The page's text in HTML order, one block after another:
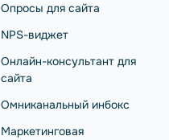
Опросы для сайта
NPS-виджет
Онлайн-консультант для
сайта
Омниканальный инбокс
Маркетинговая